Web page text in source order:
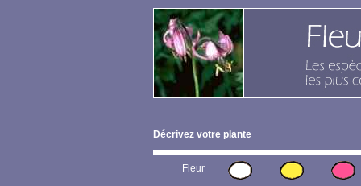
Décrivez votre plante
Fleur